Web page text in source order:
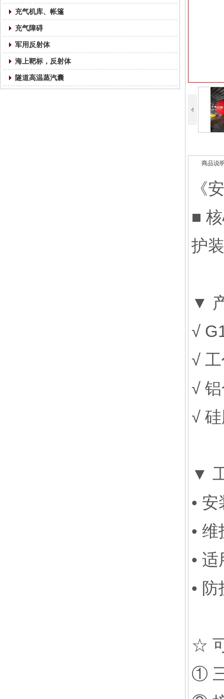
充气机库、帐篷
充气障碍
军用反射体
海上靶标，反射体
隧道高温蒸汽囊
商品说
《
■
护
▼
√
√
√
√
▼
•
•
•
•
☆
①